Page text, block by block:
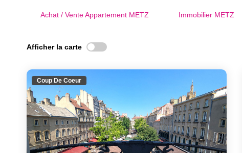
Achat / Vente Appartement METZ Immobilier METZ
Afficher la carte
Coup De Coeur